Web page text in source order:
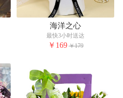
海洋之心
最快3小时送达
￥169 ￥179